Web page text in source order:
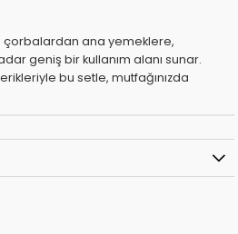
çorbalardan ana yemeklere,
geniş bir kullanım alanı sunar.
bu setle, mutfağınızda